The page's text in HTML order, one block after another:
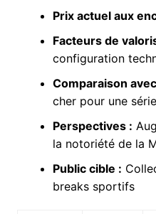
Prix actuel aux
Facteurs de
configuration
Comparaison
cher pour une
Perspectives :
la notoriété de la
Public cible :
breaks sportifs